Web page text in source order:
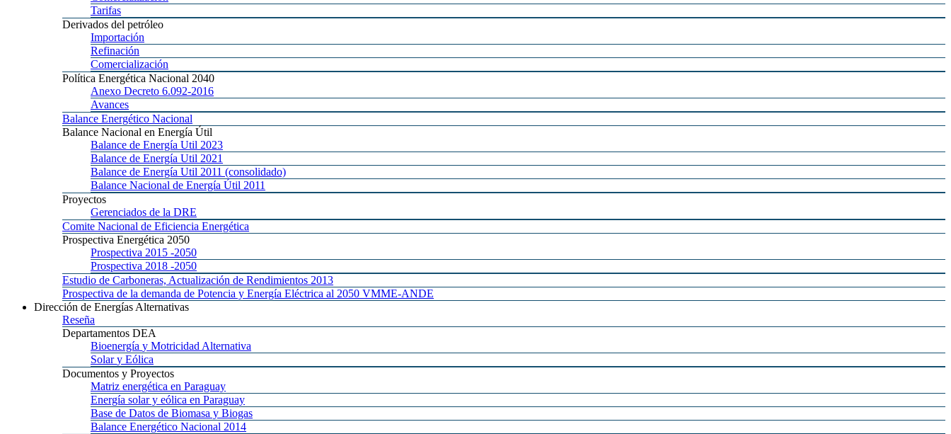
Tarifas
Derivados del petróleo
Importación
Refinación
Comercialización
Política Energética Nacional 2040
Anexo Decreto 6.092-2016
Avances
Balance Energético Nacional
Balance Nacional en Energía Útil
Balance de Energía Util 2023
Balance de Energía Util 2021
Balance de Energía Util 2011 (consolidado)
Balance Nacional de Energía Útil 2011
Proyectos
Gerenciados de la DRE
Comite Nacional de Eficiencia Energética
Prospectiva Energética 2050
Prospectiva 2015 -2050
Prospectiva 2018 -2050
Estudio de Carboneras, Actualización de Rendimientos 2013
Prospectiva de la demanda de Potencia y Energía Eléctrica al 2050 VMME-ANDE
Dirección de Energías Alternativas
Reseña
Departamentos DEA
Bioenergía y Motricidad Alternativa
Solary Eólica
Documentos y Proyectos
Matriz energética en Paraguay
Energía solar y eólica en Paraguay
Base de Datos de Biomasa y Biogas
Balance Energético Nacional 2014